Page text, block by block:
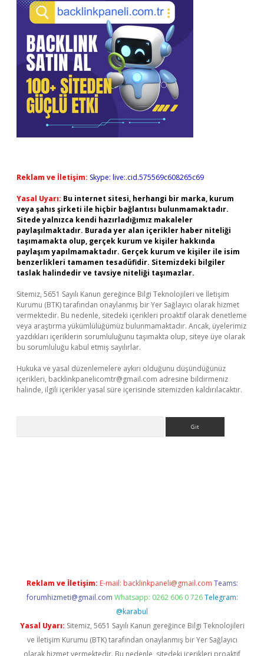
Reklam ve İletişim: Skype: live:.cid.575569c608265c69
Yasal Uyarı: Bu internet sitesi, herhangi bir marka, kurum
veya şahıs şirketi ile hiçbir bağlantısı bulunmamaktadır.
Sitede yalnızca kendi hazırladığımız makaleler
paylaşılmaktadır. Burada yer alan içerikler haber niteliği
taşımamakta olup, gerçek kurum ve kişiler hakkında
paylaşım yapılmamaktadır. Gerçek kurum ve kişiler ile isim
benzerlikleri tamamen tesadüfidir. Sitemizdeki bilgiler
taslak halindedir ve tavsiye niteliği taşımazlar.
Sitemiz, 5651 Sayılı Kanun gereğince Bilgi Teknolojileri ve İletişim
Kurumu (BTK) tarafından onaylanmış bir Yer Sağlayıcı olarak hizmet
vermektedir. Bu nedenle, sitedeki içerikleri proaktif olarak denetleme
veya araştırma yükümlülüğümüz bulunmamaktadır. Ancak, üyelerimiz
yazdıkları içeriklerin sorumluluğunu taşımakta olup, siteye üye olarak
bu sorumluluğu kabul etmiş sayılırlar.
Hukuka ve yasal düzenlemelere aykırı olduğunu düşündüğünüz
içerikleri, backlinkpanelicomtr@gmail.com adresine bildirmeniz
halinde, ilgili içerikler yasal süre içerisinde sitemizden kaldırılacaktır.
Reklam ve İletişim: E-mail: backlinkpaneli@gmail.com Teams:
forumhizmeti@gmail.com Whatsapp: 0262 606 0 726 Telegram:
@karabul
Yasal Uyarı: Sitemiz, 5651 Sayılı Kanun gereğince Bilgi Teknolojileri
ve İletişim Kurumu (BTK) tarafından onaylanmış bir Yer Sağlayıcı
olarak hizmet vermektedir. Bu nedenle, sitedeki içerikleri proaktif